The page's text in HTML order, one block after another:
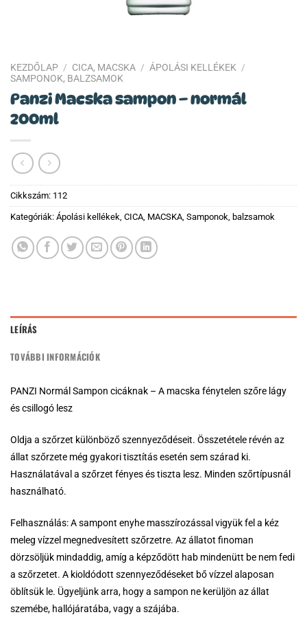
KEZDŐLAP / CICA, MACSKA / ÁPOLÁSI KELLÉKEK /
SAMPONOK, BALZSAMOK
Panzi Macska sampon – normál
200ml
Cikkszám: 112
Kategóriák: Ápolási kellékek, CICA, MACSKA, Samponok, balzsamok
LEÍRÁS
TOVÁBBI INFORMÁCIÓK
PANZI Normál Sampon cicáknak – A macska fénytelen szőre lágy
és csillogó lesz
Oldja a szőrzet különböző szennyeződéseit. Összetétele révén az
állat szőrzete még gyakori tisztítás esetén sem szárad ki.
Használatával a szőrzet fényes és tiszta lesz. Minden szőrtípusnál
használható.
Felhasználás: A sampont enyhe masszírozással vigyük fel a kéz
meleg vízzel megnedvesített szőrzetre. Az állatot finoman
dörzsöljük mindaddig, amíg a képződött hab mindenütt be nem fedi
a szőrzetet. A kioldódott szennyeződéseket bő vízzel alaposan
öblítsük le. Ügyeljünk arra, hogy a sampon ne kerüljön az állat
szemébe, hallójáratába, vagy a szájába.